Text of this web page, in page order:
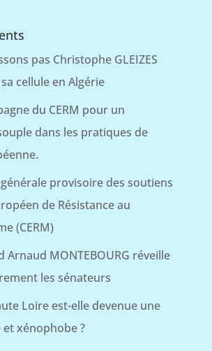
pas Christophe GLEIZES
cellule en Algérie
du CERM pour un
dans les pratiques de
générale provisoire des soutiens
de Résistance au
(CERM)
Arnaud MONTEBOURG réveille
les sénateurs
Loire est-elle devenue une
xénophobe ?